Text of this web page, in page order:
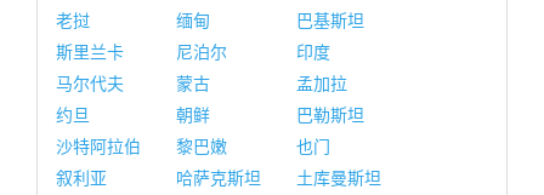
老挝
缅甸
巴基斯坦
斯里兰卡
尼泊尔
印度
马尔代夫
蒙古
孟加拉
约旦
朝鲜
巴勒斯坦
沙特阿拉伯
黎巴嫩
也门
叙利亚
哈萨克斯坦
土库曼斯坦